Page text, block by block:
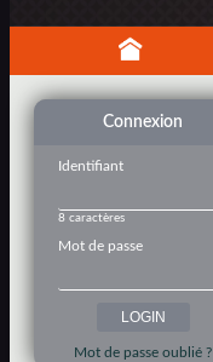
Connexion
Identifiant
8 caractères
Mot de passe
Mot de passe oublié ?